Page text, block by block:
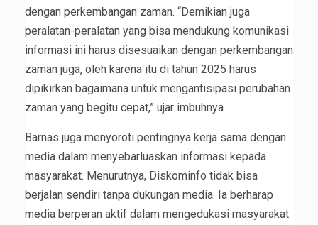
dengan perkembangan zaman. “Demikian juga
peralatan-peralatan yang bisa mendukung komunikasi
informasi ini harus disesuaikan dengan perkembangan
zaman juga, oleh karena itu di tahun 2025 harus
dipikirkan bagaimana untuk mengantisipasi perubahan
zaman yang begitu cepat,” ujar imbuhnya.
Barnas juga menyoroti pentingnya kerja sama dengan
media dalam menyebarluaskan informasi kepada
masyarakat. Menurutnya, Diskominfo tidak bisa
berjalan sendiri tanpa dukungan media. Ia berharap
media berperan aktif dalam mengedukasi masyarakat